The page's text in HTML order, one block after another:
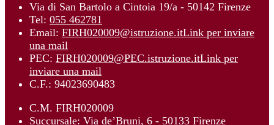
Via di San Bartolo a Cintoia 19/a - 50142 Firenze
Tel: 055 462781
Email: FIRH020009@istruzione.itLink per inviare
una mail
PEC: FIRH020009@PEC.istruzione.itLink per
inviare una mail
C.F.: 94023690483
C.M. FIRH020009
Succursale: Via de’Bruni, 6 - 50133 Firenze